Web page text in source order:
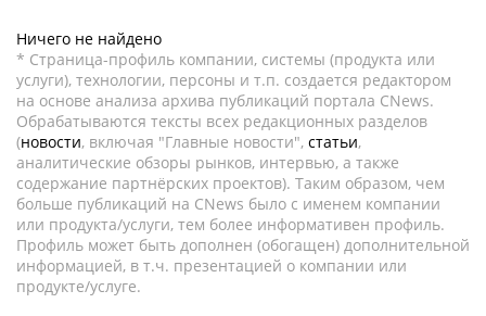
Ничего не найдено
* Страница-профиль компании, системы (продукта или
услуги), технологии, персоны и т.п. создается редактором
на основе анализа архива публикаций портала CNews.
Обрабатываются тексты всех редакционных разделов
(новости, включая "Главные новости", статьи,
аналитические обзоры рынков, интервью, а также
содержание партнёрских проектов). Таким образом, чем
больше публикаций на CNews было с именем компании
или продукта/услуги, тем более информативен профиль.
Профиль может быть дополнен (обогащен) дополнительной
информацией, в т.ч. презентацией о компании или
продукте/услуге.